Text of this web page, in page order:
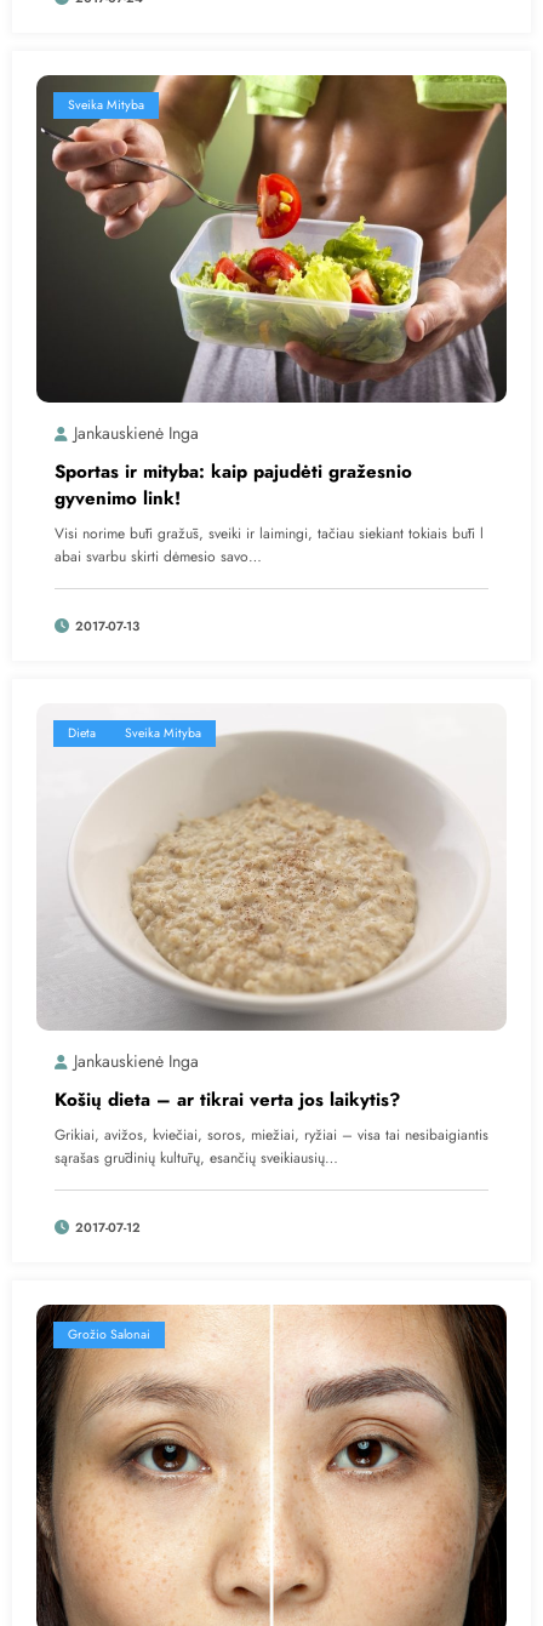
Sveika Mityba
Jankauskienė Inga
Sportas ir mityba: kaip pajudėti gražesnio
gyvenimo link!
Visi norime būti gražūs, sveiki ir laimingi, tačiau siekiant tokiais būti l
abai svarbu skirti dėmesio savo…
2017-07-13
Dieta Sveika Mityba
Jankauskienė Inga
Košių dieta – ar tikrai verta jos laikytis?
Grikiai, avižos, kviečiai, soros, miežiai, ryžiai – visa tai nesibaigiantis
sąrašas grūdinių kultūrų, esančių sveikiausių…
2017-07-12
Grožio Salonai